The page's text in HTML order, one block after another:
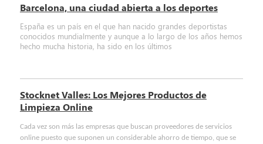
Barcelona, una ciudad abierta a los deportes
España es un país en el que han nacido grandes deportistas
conocidos mundialmente y aunque a lo largo de los años hemos
hecho mucha historia, ha sido en los últimos
Stocknet Valles: Los Mejores Productos de
Limpieza Online
Cada vez son más las empresas que buscan proveedores de servicios
online puesto que suponen un considerable ahorro de tiempo, que se